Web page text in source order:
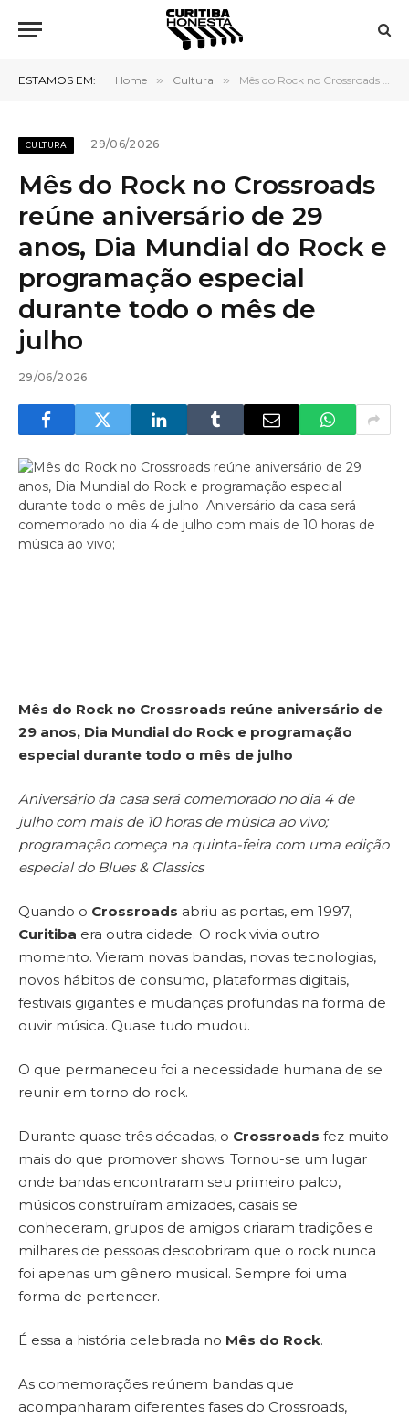
ESTAMOS EM: Home » Cultura » Mês do Rock no Crossroads reúne aniversário de 29 anos, Dia Mundial do Rock e programação especial durante todo o mês de julho
CULTURA 29/06/2026
Mês do Rock no Crossroads
reúne aniversário de 29
anos, Dia Mundial do Rock e
programação especial
durante todo o mês de
julho
29/06/2026
Mês do Rock no Crossroads reúne aniversário de
29 anos, Dia Mundial do Rock e programação
especial durante todo o mês de julho
Aniversário da casa será comemorado no dia 4 de
julho com mais de 10 horas de música ao vivo;
programação começa na quinta-feira com uma edição
especial do Blues & Classics
Quando o Crossroads abriu as portas, em 1997,
Curitiba era outra cidade. O rock vivia outro
momento. Vieram novas bandas, novas tecnologias,
novos hábitos de consumo, plataformas digitais,
festivais gigantes e mudanças profundas na forma de
ouvir música. Quase tudo mudou.
O que permaneceu foi a necessidade humana de se
reunir em torno do rock.
Durante quase três décadas, o Crossroads fez muito
mais do que promover shows. Tornou-se um lugar
onde bandas encontraram seu primeiro palco,
músicos construíram amizades, casais se
conheceram, grupos de amigos criaram tradições e
milhares de pessoas descobriram que o rock nunca
foi apenas um gênero musical. Sempre foi uma
forma de pertencer.
É essa a história celebrada no Mês do Rock.
As comemorações reúnem bandas que
acompanharam diferentes fases do Crossroads,